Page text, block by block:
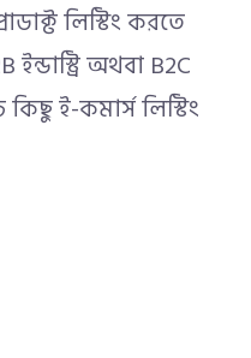
লিস্টিং করতে
ইন্ডাস্ট্রি অথবা B2C
কিছু ই-কমার্স লিস্টিং